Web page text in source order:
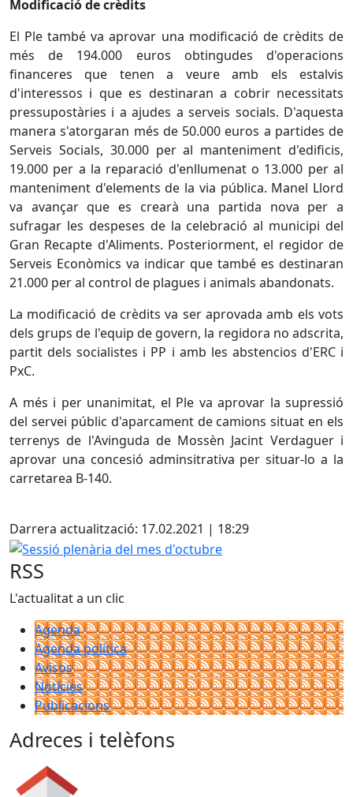
Modificació de crèdits
El Ple també va aprovar una modificació de crèdits de
més de 194.000 euros obtingudes d'operacions
financeres que tenen a veure amb els estalvis
d'interessos i que es destinaran a cobrir necessitats
pressupostàries i a ajudes a serveis socials. D'aquesta
manera s'atorgaran més de 50.000 euros a partides de
Serveis Socials, 30.000 per al manteniment d'edificis,
19.000 per a la reparació d'enllumenat o 13.000 per al
manteniment d'elements de la via pública. Manel Llord
va avançar que es crearà una partida nova per a
sufragar les despeses de la celebració al municipi del
Gran Recapte d'Aliments. Posteriorment, el regidor de
Serveis Econòmics va indicar que també es destinaran
21.000 per al control de plagues i animals abandonats.
La modificació de crèdits va ser aprovada amb els vots
dels grups de l'equip de govern, la regidora no adscrita,
partit dels socialistes i PP i amb les abstencios d'ERC i
PxC.
A més i per unanimitat, el Ple va aprovar la supressió
del servei públic d'aparcament de camions situat en els
terrenys de l'Avinguda de Mossèn Jacint Verdaguer i
aprovar una concesió adminsitrativa per situar-lo a la
carretarea B-140.
Darrera actualització: 17.02.2021 | 18:29
Sessió plenària del mes d'octubre
RSS
L'actualitat a un clic
Agenda
Agenda política
Avisos
Notícies
Publicacions
Adreces i telèfons